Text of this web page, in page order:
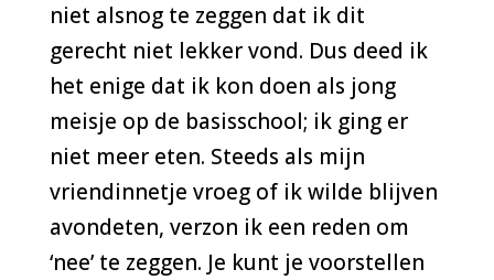
niet alsnog te zeggen dat ik dit
gerecht niet lekker vond. Dus deed ik
het enige dat ik kon doen als jong
meisje op de basisschool; ik ging er
niet meer eten. Steeds als mijn
vriendinnetje vroeg of ik wilde blijven
avondeten, verzon ik een reden om
‘nee’ te zeggen. Je kunt je voorstellen